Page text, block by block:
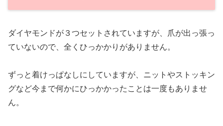
ダイヤモンドが３つセットされていますが、爪が出っ張っ
ていないので、全くひっかかりがありません。
ずっと着けっぱなしにしていますが、ニットやストッキン
グなど今まで何かにひっかかったことは一度もありませ
ん。